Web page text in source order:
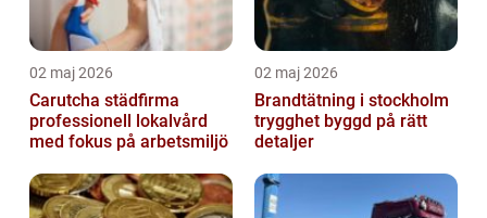
02 maj 2026
Carutcha städfirma
professionell lokalvård
med fokus på arbetsmiljö
02 maj 2026
Brandtätning i stockholm
trygghet byggd på rätt
detaljer